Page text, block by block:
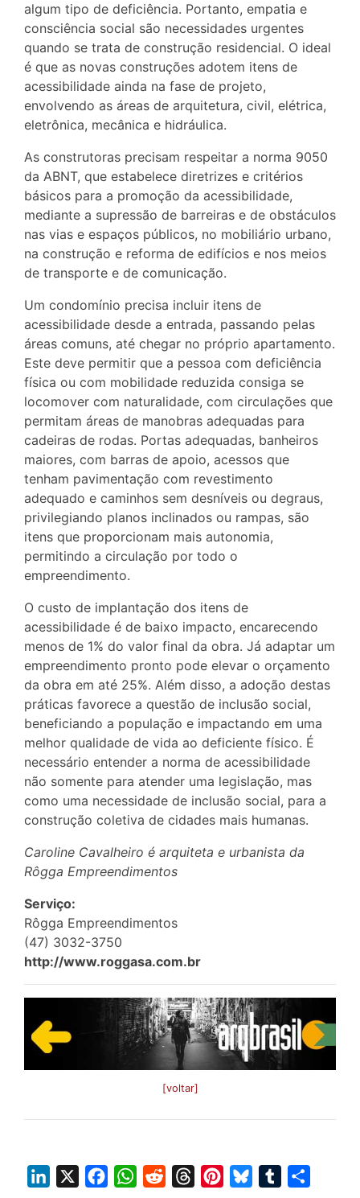
algum tipo de deficiência. Portanto, empatia e
consciência social são necessidades urgentes
quando se trata de construção residencial. O ideal
é que as novas construções adotem itens de
acessibilidade ainda na fase de projeto,
envolvendo as áreas de arquitetura, civil, elétrica,
eletrônica, mecânica e hidráulica.
As construtoras precisam respeitar a norma 9050
da ABNT, que estabelece diretrizes e critérios
básicos para a promoção da acessibilidade,
mediante a supressão de barreiras e de obstáculos
nas vias e espaços públicos, no mobiliário urbano,
na construção e reforma de edifícios e nos meios
de transporte e de comunicação.
Um condomínio precisa incluir itens de
acessibilidade desde a entrada, passando pelas
áreas comuns, até chegar no próprio apartamento.
Este deve permitir que a pessoa com deficiência
física ou com mobilidade reduzida consiga se
locomover com naturalidade, com circulações que
permitam áreas de manobras adequadas para
cadeiras de rodas. Portas adequadas, banheiros
maiores, com barras de apoio, acessos que
tenham pavimentação com revestimento
adequado e caminhos sem desníveis ou degraus,
privilegiando planos inclinados ou rampas, são
itens que proporcionam mais autonomia,
permitindo a circulação por todo o
empreendimento.
O custo de implantação dos itens de
acessibilidade é de baixo impacto, encarecendo
menos de 1% do valor final da obra. Já adaptar um
empreendimento pronto pode elevar o orçamento
da obra em até 25%. Além disso, a adoção destas
práticas favorece a questão de inclusão social,
beneficiando a população e impactando em uma
melhor qualidade de vida ao deficiente físico. É
necessário entender a norma de acessibilidade
não somente para atender uma legislação, mas
como uma necessidade de inclusão social, para a
construção coletiva de cidades mais humanas.
Caroline Cavalheiro é arquiteta e urbanista da
Rôgga Empreendimentos
Serviço:
Rôgga Empreendimentos
(47) 3032-3750
http://www.roggasa.com.br
[voltar]
W